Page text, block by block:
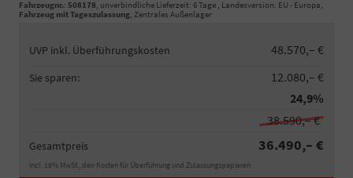
Fahrzeugnr.: 508178, unverbindliche Lieferzeit: 6 Tage , Landesversion: EU - Europa,
Fahrzeug mit Tageszulassung, Zentrales Außenlager
UVP inkl. Überführungskosten 48.570,– €
Sie sparen:
12.080,– €
24,9%
38.590,– €
Gesamtpreis 36.490,– €
incl. 19% MwSt., den Kosten für Überführung und Zulassungspapieren